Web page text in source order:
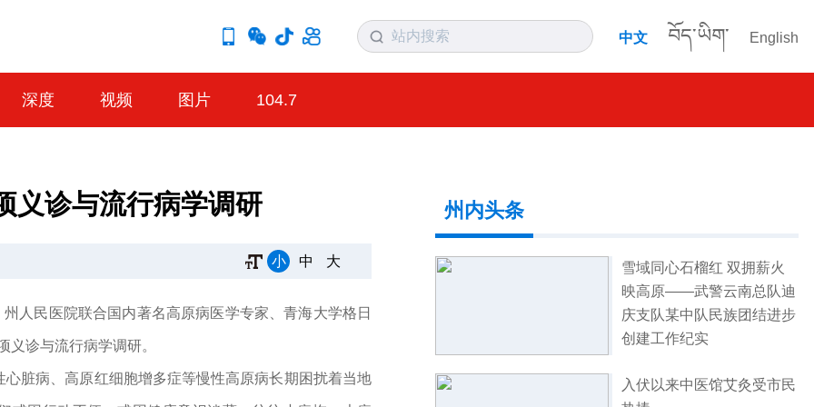
中文 བོད་ཡིག་ English
深度 视频 图片 104.7
义诊与流行病学调研
小 中 大
人民医院联合国内著名高原病医学专家、青海大学格日
诊与流行病学调研。
脏病、高原红细胞增多症等慢性高原病长期困扰着当地
州内头条
雪域同心石榴红 双拥薪火
映高原——武警云南总队迪
庆支队某中队民族团结进步
创建工作纪实
入伏以来中医馆艾灸受市民